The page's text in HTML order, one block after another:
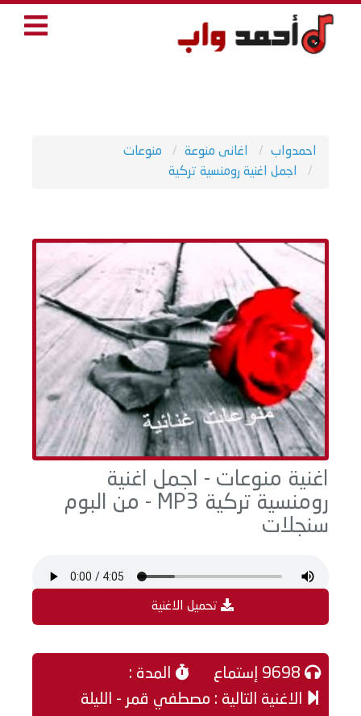
احمدواب اغانى منوعة
منوعات
اجمل اغنية رومنسية تركية
اغنية منوعات - اجمل اغنية
رومنسية تركية MP3 - من البوم
سنجلات
تحميل الاغنية
المدة :
الاغنية التالية : مصطفي قمر - الليلة